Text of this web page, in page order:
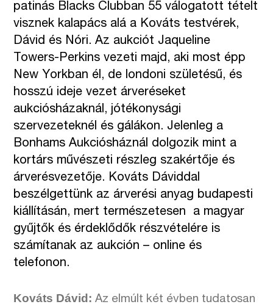
patinás Blacks Clubban 55 válogatott tételt
visznek kalapács alá a Kováts testvérek,
Dávid és Nóri. Az aukciót Jaqueline
Towers-Perkins vezeti majd, aki most épp
New Yorkban él, de londoni születésű, és
hosszú ideje vezet árveréseket
aukciósházaknál, jótékonysági
szervezeteknél és gálákon. Jelenleg a
Bonhams Aukciósháznál dolgozik mint a
kortárs művészeti részleg szakértője és
árverésvezetője. Kováts Dáviddal
beszélgettünk az árverési anyag budapesti
kiállításán, mert természetesen a magyar
gyűjtők és érdeklődők részvételére is
számítanak az aukción – online és
telefonon.
Kováts Dávid: Az elmúlt két évben tudatosan